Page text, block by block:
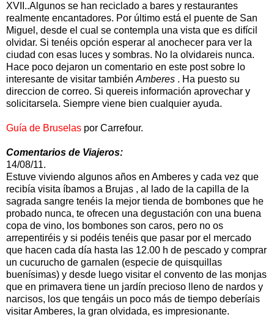
XVII..Algunos se han reciclado a bares y restaurantes
realmente encantadores. Por último está el puente de San
Miguel, desde el cual se contempla una vista que es difícil
olvidar. Si tenéis opción esperar al anochecer para ver la
ciudad con esas luces y sombras. No la olvidareis nunca.
Hace poco dejaron un comentario en este post sobre lo
interesante de visitar también Amberes . Ha puesto su
direccion de correo. Si quereis información aprovechar y
solicitarsela. Siempre viene bien cualquier ayuda.
Guía de Bruselas por Carrefour.
Comentarios de Viajeros:
14/08/11.
Estuve viviendo algunos años en Amberes y cada vez que
recibía visita íbamos a Brujas , al lado de la capilla de la
sagrada sangre tenéis la mejor tienda de bombones que he
probado nunca, te ofrecen una degustación con una buena
copa de vino, los bombones son caros, pero no os
arrepentiréis y si podéis tenéis que pasar por el mercado
que hacen cada día hasta las 12.00 h de pescado y comprar
un cucurucho de garnalen (especie de quisquillas
buenísimas) y desde luego visitar el convento de las monjas
que en primavera tiene un jardín precioso lleno de nardos y
narcisos, los que tengáis un poco más de tiempo deberíais
visitar Amberes, la gran olvidada, es impresionante.